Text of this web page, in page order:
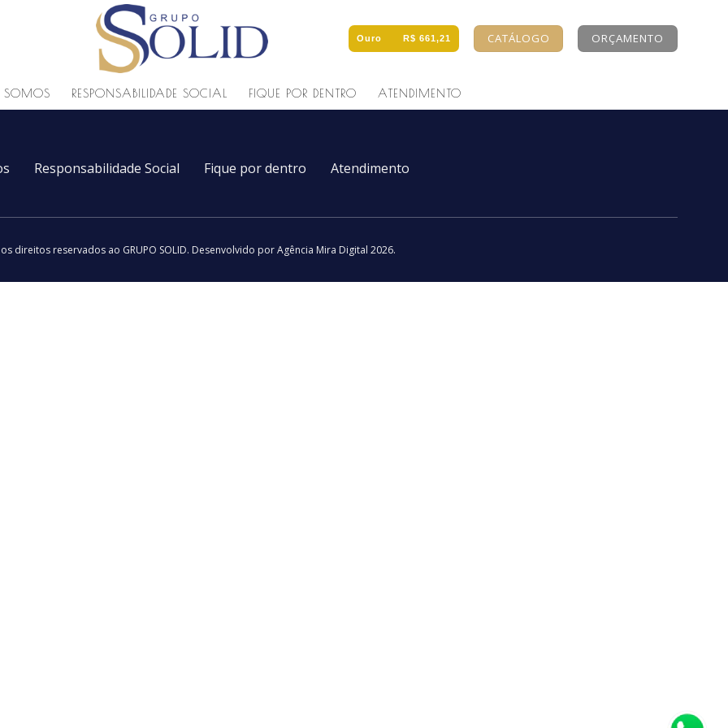
Ouro R$ 661,21 CATÁLOGO ORÇAMENTO
SOMOS RESPONSABILIDADE SOCIAL FIQUE POR DENTRO ATENDIMENTO
Responsabilidade Social Fique por dentro Atendimento
direitos reservados ao GRUPO SOLID. Desenvolvido por Agência Mira Digital 2026.